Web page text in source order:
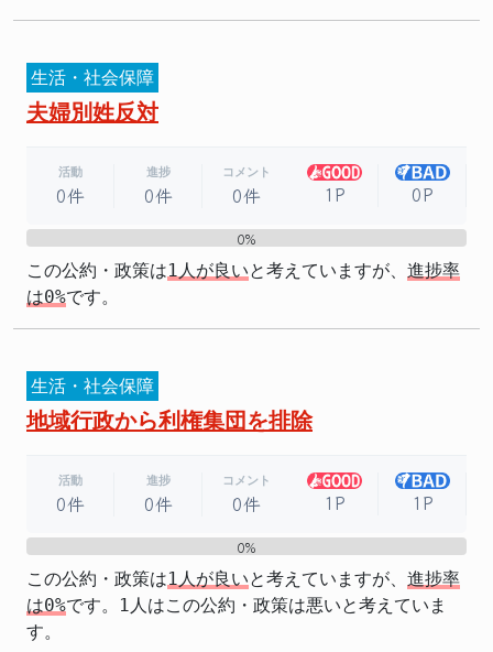
生活・社会保障
夫婦別姓反対
活動
0件
進捗
0件
コメント
0件 1P 0P
0%
この公約・政策は1人が良いと考えていますが、 進捗率
は0%です。
生活・社会保障
地域行政から利権集団を排除
活動
0件
進捗
0件
コメント
0件 1P 1P
0%
この公約・政策は1人が良いと考えていますが、 進捗率
は0%です。1人はこの公約・政策は悪いと考えていま
す。